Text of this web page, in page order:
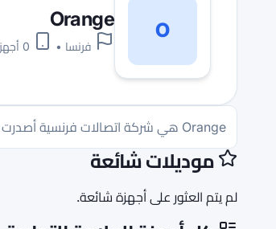
O
Orange
فرنسا •
Orange هي شركة اتصالات فرنسية أصدرت أجهزة محمولة بعلامة تجارية مشتركة في أسواق مختلفة.
موديلات شائعة
لم يتم العثور على أجهزة شائعة.